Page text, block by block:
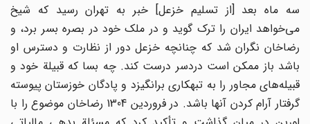
سه ماه بعد [از تسلیم خزعل] خبر به تهران رسید که شیخ
می‌خواهد ایران را ترک گوید و در ملک خود در بصره بسر برد، و
رضاخان نگران شد که چنانچه خزعل دور از نظارت و دسترس او
باشد باز ممکن است دردسر درست کند. چه بسا که قبیلة خود و
قبیله‌های مجاور را به تبهکاری برانگیزد و پادگان خوزستان پیوسته
گرفتار آرام کردن آنها باشد. در فروردین 1304 رضاخان موضوع را با